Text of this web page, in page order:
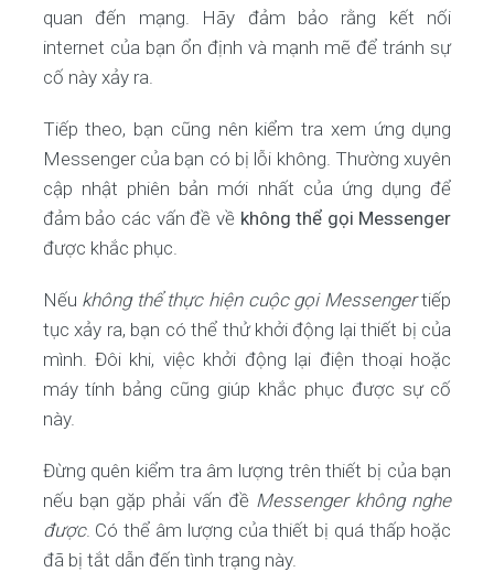
quan đến mạng. Hãy đảm bảo rằng kết nối
internet của bạn ổn định và mạnh mẽ để tránh sự
cố này xảy ra.
Tiếp theo, bạn cũng nên kiểm tra xem ứng dụng
Messenger của bạn có bị lỗi không. Thường xuyên
cập nhật phiên bản mới nhất của ứng dụng để
đảm bảo các vấn đề về không thể gọi Messenger
được khắc phục.
Nếu không thể thực hiện cuộc gọi Messengertiếp
tục xảy ra, bạn có thể thử khởi động lại thiết bị của
mình. Đôi khi, việc khởi động lại điện thoại hoặc
máy tính bảng cũng giúp khắc phục được sự cố
này.
Đừng quên kiểm tra âm lượng trên thiết bị của bạn
nếu bạn gặp phải vấn đề Messenger không nghe
được. Có thể âm lượng của thiết bị quá thấp hoặc
đã bị tắt dẫn đến tình trạng này.